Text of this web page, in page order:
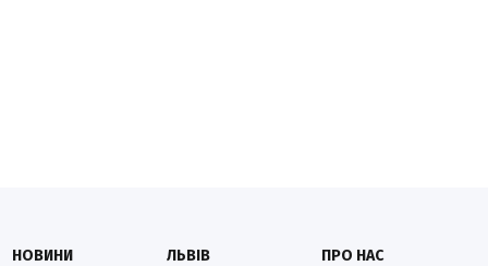
НОВИНИ
ЛЬВІВ
ПРО НАС